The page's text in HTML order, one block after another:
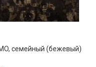
семейный (бежевый)